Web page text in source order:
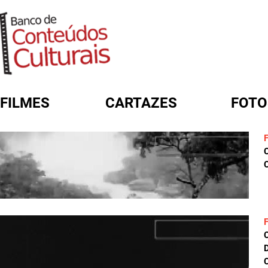
FILMES CARTAZES
FORMULÁRIO DE BUSCA